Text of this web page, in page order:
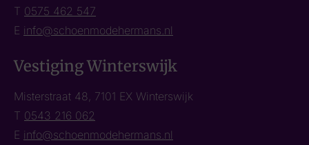
T 0575 462 547
E info@schoenmodehermans.nl
Vestiging Winterswijk
Misterstraat 48, 7101 EX Winterswijk
T 0543 216 062
E info@schoenmodehermans.nl